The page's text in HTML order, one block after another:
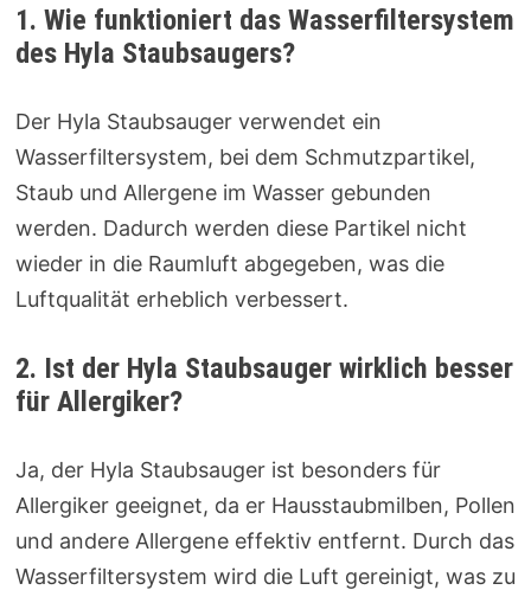
1. Wie funktioniert das Wasserfiltersystem
des Hyla Staubsaugers?
Der Hyla Staubsauger verwendet ein
Wasserfiltersystem, bei dem Schmutzpartikel,
Staub und Allergene im Wasser gebunden
werden. Dadurch werden diese Partikel nicht
wieder in die Raumluft abgegeben, was die
Luftqualität erheblich verbessert.
2. Ist der Hyla Staubsauger wirklich besser
für Allergiker?
Ja, der Hyla Staubsauger ist besonders für
Allergiker geeignet, da er Hausstaubmilben, Pollen
und andere Allergene effektiv entfernt. Durch das
Wasserfiltersystem wird die Luft gereinigt, was zu